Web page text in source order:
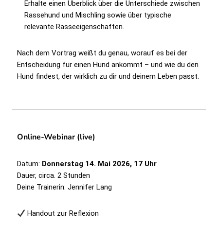
Erhalte einen Überblick über die Unterschiede zwischen
Rassehund und Mischling sowie über typische
relevante Rasseeigenschaften.
Nach dem Vortrag weißt du genau, worauf es bei der
Entscheidung für einen Hund ankommt – und wie du den
Hund findest, der wirklich zu dir und deinem Leben passt.
Online-Webinar (live)
Datum: Donnerstag 14. Mai 2026, 17 Uhr
Dauer, circa. 2 Stunden
Deine Trainerin: Jennifer Lang
Handout zur Reflexion